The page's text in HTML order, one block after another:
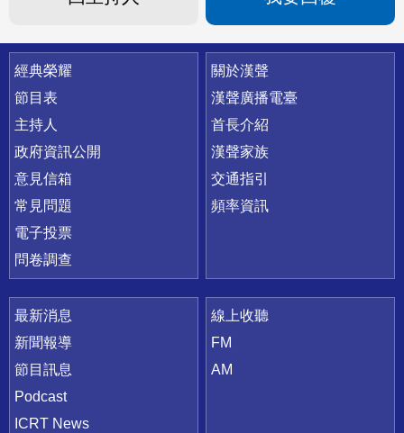
快速連結
經典榮耀
節目表
主持人
政府資訊公開
意見信箱
常見問題
電子投票
問卷調查
關於漢聲
漢聲廣播電臺
首長介紹
漢聲家族
交通指引
頻率資訊
最新消息
新聞報導
節目訊息
Podcast
ICRT News
線上收聽
FM
AM